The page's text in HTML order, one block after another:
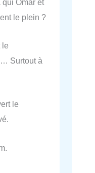
Omar et
le plein ?
le
Surtout à
le